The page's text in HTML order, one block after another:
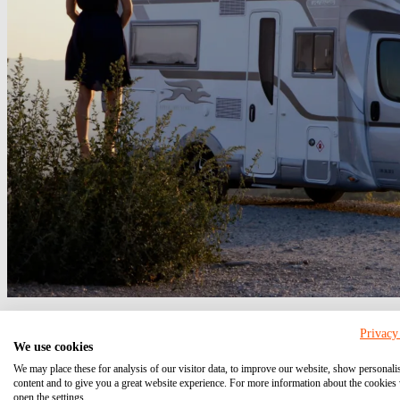
Doppelte Haushaltsführung: Wohnmobil als
27.04.2026
Doppelte.WohnmobilZweithaushalt
We use cookies
We may place these for analysis of our visitor data, to improve our website, show
content and to give you a great website experience. For more information about the cookies
open the settings.